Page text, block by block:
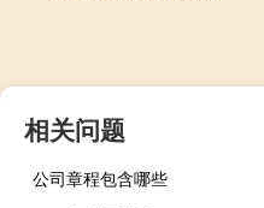
相关问题
公司章程包含哪些